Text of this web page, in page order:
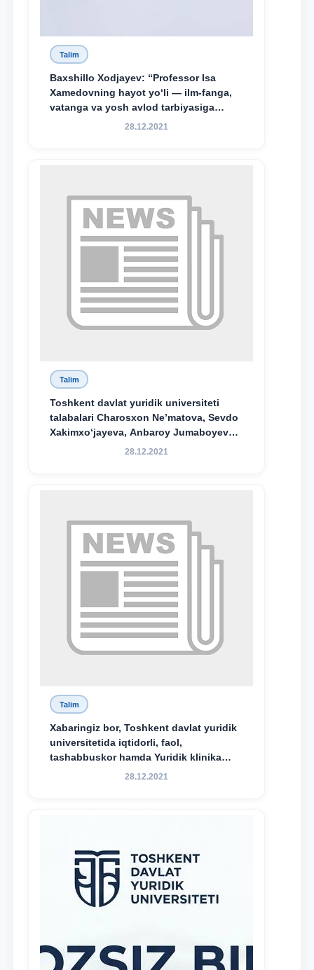
Talim
Baxshillo Xodjayev: “Professor Isa
Xamedovning hayot yo‘li — ilm-fanga,
vatanga va yosh avlod tarbiyasiga
sodiqlikning oliy namunasidir”.
28.12.2021
Talim
Toshkent davlat yuridik universiteti
talabalari Charosxon Ne’matova, Sevdo
Xakimxo‘jayeva, Anbaroy Jumaboyeva
hamda TDYU qoshidagi M.S.Vosiqova
bo‘ldi.
28.12.2021
Talim
Xabaringiz bor, Toshkent davlat yuridik
universitetida iqtidorli, faol,
tashabbuskor hamda Yuridik klinika
faoliyatida o‘z bilim va ko‘nikmalarini
28.12.2021